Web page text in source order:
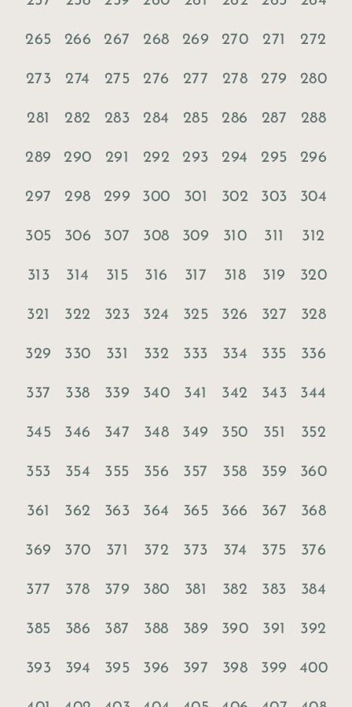
265 266 267 268 269 270 271 272
273 274 275 276 277 278 279 280
281 282 283 284 285 286 287 288
289 290 291 292 293 294 295 296
297 298 299 300 301 302 303 304
305 306 307 308 309 310 311 312
313 314 315 316 317 318 319 320
321 322 323 324 325 326 327 328
329 330 331 332 333 334 335 336
337 338 339 340 341 342 343 344
345 346 347 348 349 350 351 352
353 354 355 356 357 358 359 360
361 362 363 364 365 366 367 368
369 370 371 372 373 374 375 376
377 378 379 380 381 382 383 384
385 386 387 388 389 390 391 392
393 394 395 396 397 398 399 400